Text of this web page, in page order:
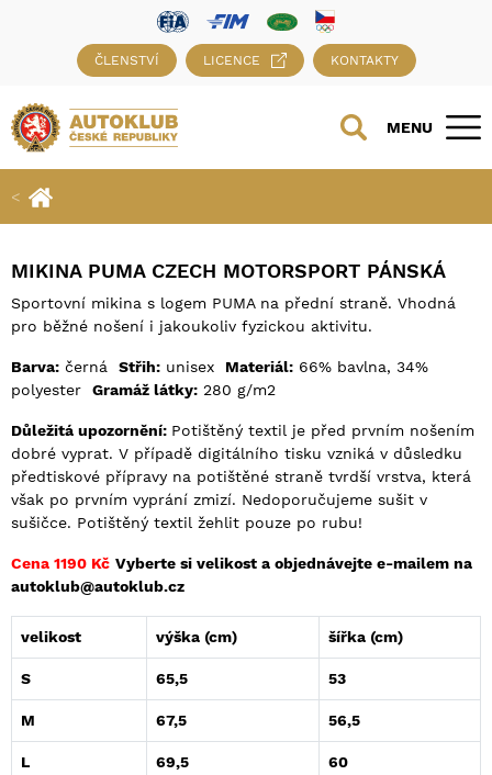
ČLENSTVÍ LICENCE KONTAKTY
MENU
MIKINA PUMA CZECH MOTORSPORT PÁNSKÁ
Sportovní mikina s logem PUMA na přední straně. Vhodná
pro běžné nošení i jakoukoliv fyzickou aktivitu.
Barva: černá Střih: unisex Materiál: 66% bavlna, 34%
polyester Gramáž látky: 280 g/m2
Důležitá upozornění: Potištěný textil je před prvním nošením
dobré vyprat. V případě digitálního tisku vzniká v důsledku
předtiskové přípravy na potištěné straně tvrdší vrstva, která
však po prvním vyprání zmizí. Nedoporučujeme sušit v
sušičce. Potištěný textil žehlit pouze po rubu!
Cena 1190 Kč Vyberte si velikost a objednávejte e-mailem na
autoklub@autoklub.cz
velikost výška (cm) šířka (cm)
S 65,5 53
M 67,5 56,5
L 69,5 60